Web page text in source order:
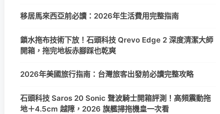
移居馬來西亞前必讀：2026年生活費用完整指南
鎖水拖布技術下放！石頭科技 Qrevo Edge 2 深度清潔大師
開箱，拖完地板赤腳踩也乾爽
2026年美國旅行指南：台灣旅客出發前必讀完整攻略
石頭科技 Saros 20 Sonic 聲波騎士開箱評測！高頻震動拖
地＋4.5cm 越障，2026 旗艦掃拖機皇一次看